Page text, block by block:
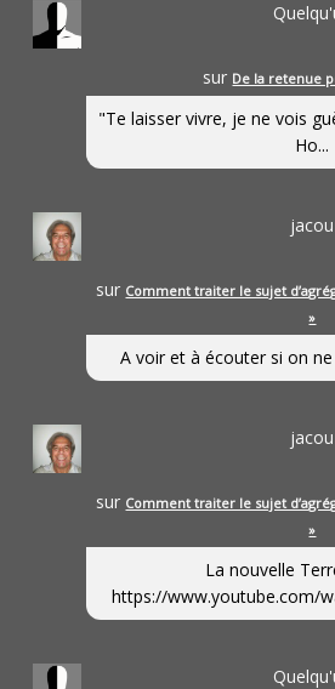
sur De la retenue
"Te laisser vivre, je ne vois
Ho...
jacou
sur Comment traiter le sujet
»
A voir et à écouter si on
jacou
sur Comment traiter le sujet
»
La nouvelle
https://www.youtube.com/